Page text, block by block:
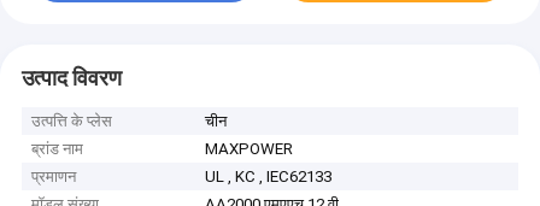
उत्पाद विवरण
उत्पत्ति के प्लेस
चीन
ब्रांड नाम
MAXPOWER
प्रमाणन
UL , KC , IEC62133